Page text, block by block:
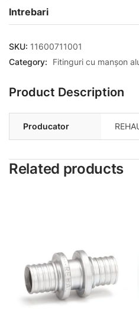
Intrebari
SKU: 11600711001
Category:
Fitinguri cu manșon
Product Description
Producator
Related products